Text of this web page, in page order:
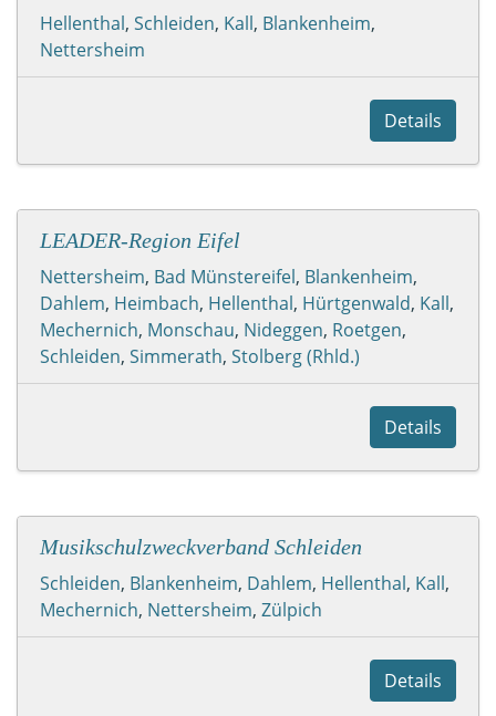
Hellenthal, Schleiden, Kall, Blankenheim,
Nettersheim
Details
LEADER-Region Eifel
Nettersheim, Bad Münstereifel, Blankenheim,
Dahlem, Heimbach, Hellenthal, Hürtgenwald, Kall,
Mechernich, Monschau, Nideggen, Roetgen,
Schleiden, Simmerath, Stolberg (Rhld.)
Details
Musikschulzweckverband Schleiden
Schleiden, Blankenheim, Dahlem, Hellenthal, Kall,
Mechernich, Nettersheim, Zülpich
Details